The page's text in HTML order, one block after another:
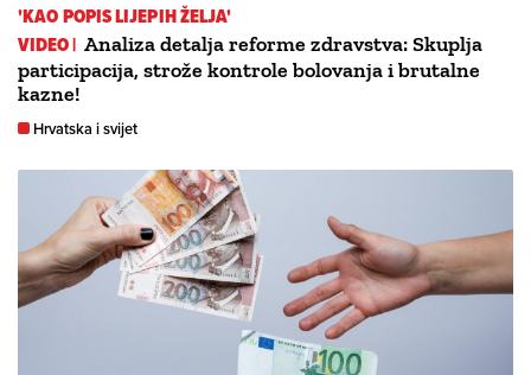
'KAO POPIS LIJEPIH ŽELJA'
VIDEO | Analiza detalja reforme zdravstva: Skuplja
participacija, strože kontrole bolovanja i brutalne
kazne!
Hrvatska i svijet